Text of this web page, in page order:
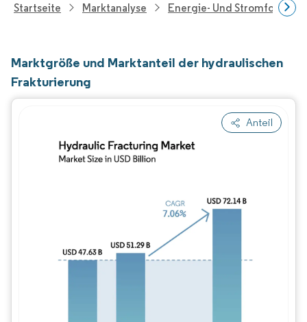
Startseite Marktanalyse Energie- Und
Marktgröße und Marktanteil der hydraulischen
Frakturierung
Anteil